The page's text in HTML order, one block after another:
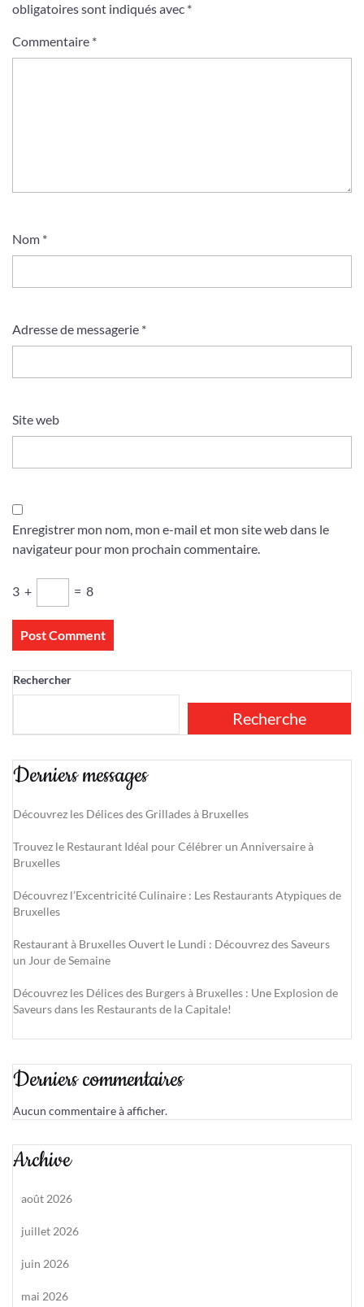
obligatoires sont indiqués avec *
Commentaire *
Nom *
Adresse de messagerie *
Site web
Enregistrer mon nom, mon e-mail et mon site web dans le
navigateur pour mon prochain commentaire.
3 + = 8
Rechercher
Recherche
Derniers messages
Découvrez les Délices des Grillades à Bruxelles
Trouvez le Restaurant Idéal pour Célébrer un Anniversaire à
Bruxelles
Découvrez l’Excentricité Culinaire : Les Restaurants Atypiques de
Bruxelles
Restaurant à Bruxelles Ouvert le Lundi : Découvrez des Saveurs
un Jour de Semaine
Découvrez les Délices des Burgers à Bruxelles : Une Explosion de
Saveurs dans les Restaurants de la Capitale!
Derniers commentaires
Aucun commentaire à afficher.
Archive
août 2026
juillet 2026
juin 2026
mai 2026